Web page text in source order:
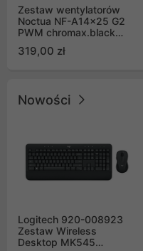
Zestaw wentylatorów
Noctua NF-A14x25 G2
PWM chromax.black
Push Pull (2szt)
319,00 zł
Nowości
Logitech 920-008923
Zestaw Wireless
Desktop MK545